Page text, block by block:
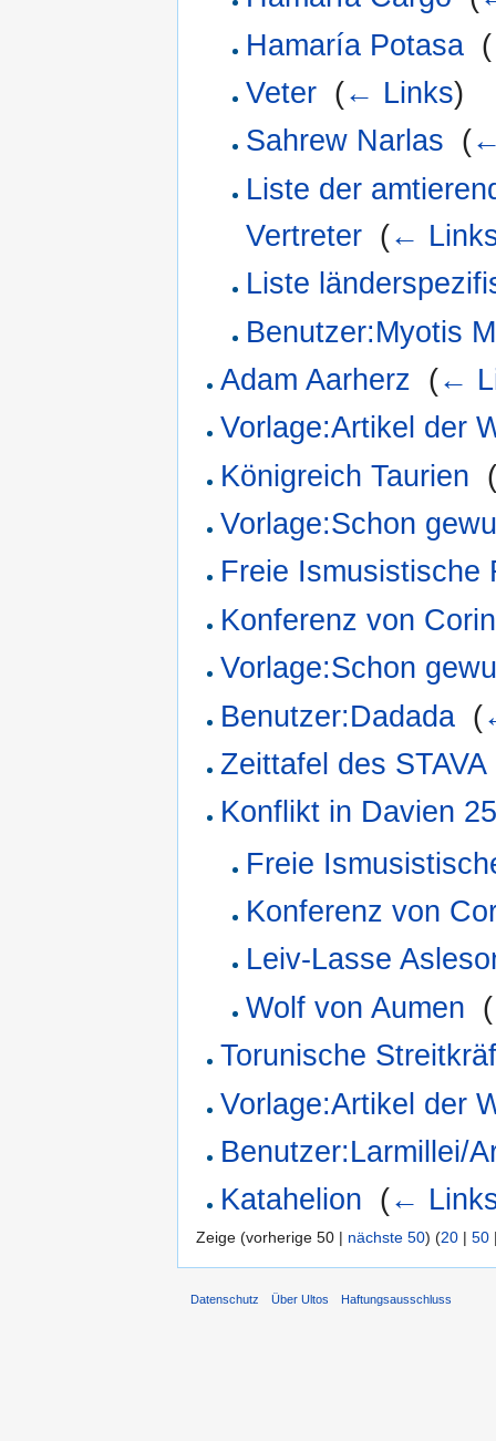
Hamaría Potasa‎ (
Veter‎ (← Links)
Sahrew Narlas (
Liste der
Vertreter‎ (←
Liste
Benutzer:Myotis
Adam Aarherz (←
Vorlage:Artikel der
Königreich Taurien
Vorlage:Schon
Freie Ismusistische
Konferenz von
Vorlage:Schon
Benutzer:Dadada (
Zeittafel des STAVA
Konflikt in Davien
Freie
Konferenz von
Leiv-Lasse
Wolf von Aumen (
Torunische
Vorlage:Artikel der
Benutzer:Larmillei/
Katahelion (←
Zeige (vorherige 50 | nächste 50) (20 | 50
Datenschutz Über Ultos Haftungsausschluss